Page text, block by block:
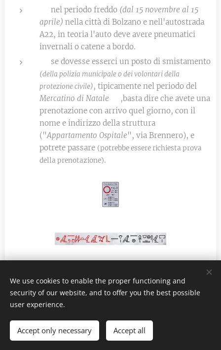
❄️ nel periodo freddo (dal 15 novembre al 15
aprile) nella città di Bolzano e nell'autostrada
A22, in teoria l'auto deve avere pneumatici
invernali o catene a bordo.
🚧 se dovesse esserci un posto di smistamento
(della polizia municipale o dei volontari della
protezione civile), tipicamente nel periodo del
Mercatino di Natale 🎄,basta dire che avete una
prenotazione con arrivo quel giorno, con il
nome e indirizzo della struttura
("Appartamento Ospitale", via Brennero), e
potrete passare (potrebbe essere richiesta prova
della prenotazione).
CIN: IT021008B498O2JWMI
We use cookies to enable the proper functioning and
security of our website, and to offer you the best possible
user experience.
Accept only necessary Accept all